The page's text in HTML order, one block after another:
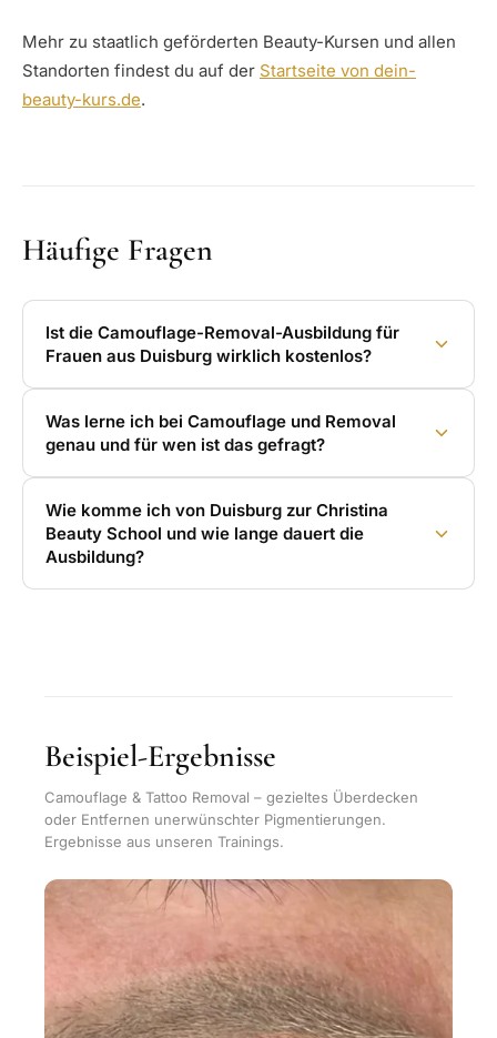
Mehr zu staatlich geförderten Beauty-Kursen und allen
Standorten findest du auf der Startseite von dein-
beauty-kurs.de.
Häufige Fragen
Ist die Camouflage-Removal-Ausbildung für
Frauen aus Duisburg wirklich kostenlos?
Was lerne ich bei Camouflage und Removal
genau und für wen ist das gefragt?
Wie komme ich von Duisburg zur Christina
Beauty School und wie lange dauert die
Ausbildung?
Beispiel-Ergebnisse
Camouflage & Tattoo Removal – gezieltes Überdecken
oder Entfernen unerwünschter Pigmentierungen.
Ergebnisse aus unseren Trainings.